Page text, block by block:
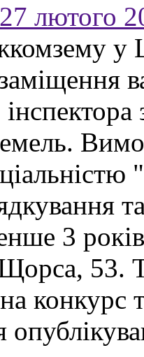
лютого
у
3
53.
конкурс